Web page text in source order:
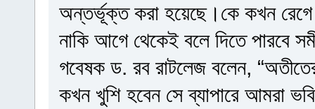
অন্তর্ভূক্ত করা হয়েছে।কে কখন
নাকি আগে থেকেই বলে দিতে পারবে
গবেষক ড. রব রাটলেজ বলেন,
কখন খুশি হবেন সে ব্যাপারে আমরা